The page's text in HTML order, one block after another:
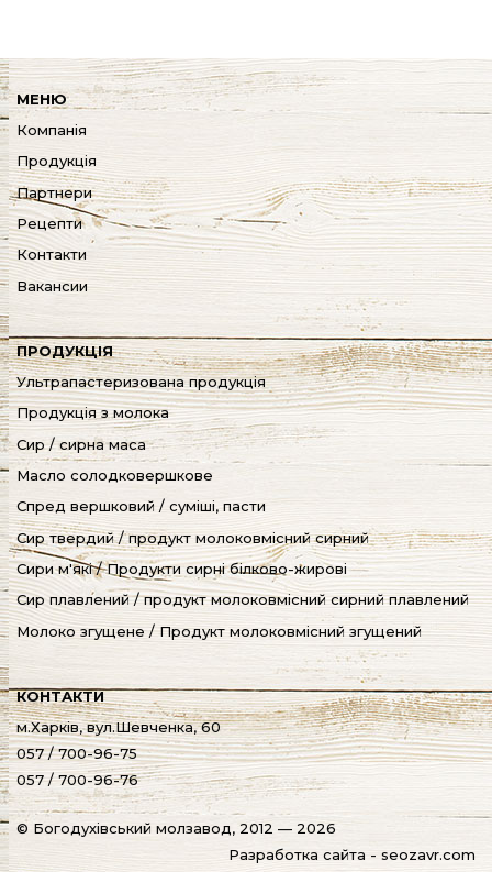
МЕНЮ
Компанія
Продукція
Партнери
Рецепти
Контакти
Вакансии
ПРОДУКЦІЯ
Ультрапастеризована продукція
Продукція з молока
Сир / сирна маса
Масло солодковершкове
Спред вершковий / суміші, пасти
Сир твердий / продукт молоковмісний сирний
Сири м'які / Продукти сирні білково-жирові
Cир плавлений / продукт молоковмісний сирний плавлений
Молоко згущене / Продукт молоковмісний згущений
КОНТАКТИ
м.Харків, вул.Шевченка, 60
057 / 700-96-75
057 / 700-96-76
© Богодухівський молзавод, 2012 — 2026
Разработка сайта - seozavr.com